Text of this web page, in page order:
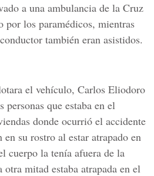
a una ambulancia de la Cruz
por los paramédicos, mientras
también eran asistidos.
el vehículo, Carlos Eliodoro
que estaba en el
donde ocurrió el accidente
en su rostro al estar atrapado en
cuerpo la tenía afuera de la
mitad estaba atrapada en el